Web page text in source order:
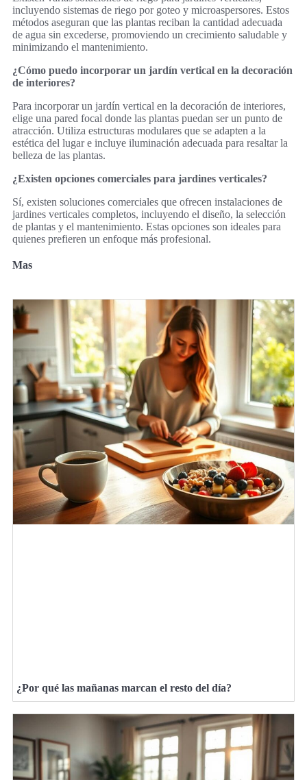
incluyendo sistemas de riego por goteo y microaspersores. Estos
métodos aseguran que las plantas reciban la cantidad adecuada
de agua sin excederse, promoviendo un crecimiento saludable y
minimizando el mantenimiento.
¿Cómo puedo incorporar un jardín vertical en la decoración
de interiores?
Para incorporar un jardín vertical en la decoración de interiores,
elige una pared focal donde las plantas puedan ser un punto de
atracción. Utiliza estructuras modulares que se adapten a la
estética del lugar e incluye iluminación adecuada para resaltar la
belleza de las plantas.
¿Existen opciones comerciales para jardines verticales?
Sí, existen soluciones comerciales que ofrecen instalaciones de
jardines verticales completos, incluyendo el diseño, la selección
de plantas y el mantenimiento. Estas opciones son ideales para
quienes prefieren un enfoque más profesional.
Mas
¿Por qué las mañanas marcan el resto del día?